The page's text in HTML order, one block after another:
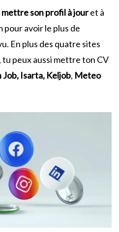
mettre son profil à jouret à
pour avoir le plus de
En plus des quatre sites
tu peux aussi mettre ton CV
Job, Isarta, Keljob, Meteo